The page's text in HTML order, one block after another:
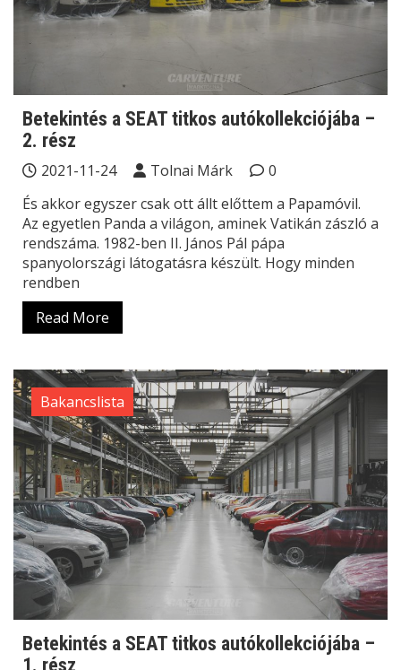
Betekintés a SEAT titkos autókollekciójába –
2. rész
2021-11-24 Tolnai Márk
0
És akkor egyszer csak ott állt előttem a Papamóvil.
Az egyetlen Panda a világon, aminek Vatikán zászló a
rendszáma. 1982-ben II. János Pál pápa
spanyolországi látogatásra készült. Hogy minden
rendben
Read More
Bakancslista
Betekintés a SEAT titkos autókollekciójába –
1. rész